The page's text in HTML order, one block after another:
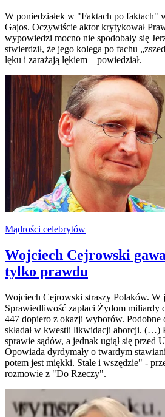
W poniedziałek w "Faktach po faktach"
Gajos. Oczywiście aktor krytykował
wypowiedzi mocno nie spodobały się
stwierdził, że jego kolega po fachu
lęku i zarażają lękiem – powiedział.
Mądrości celebrytów
Wojciech Cejrowski
tylko prawdu
Wojciech Cejrowski straszy Polaków. W
Sprawiedliwość zapłaci Żydom miliardy
447 dopiero z okazji wyborów. Podobne
składał w kwestii likwidacji aborcji. (…)
sprawie sądów, a jednak ugiął się
Opowiada dyrdymały o twardym
potem jest miękki. Stale i wszędzie" -
rozmowie z "Do Rzeczy".